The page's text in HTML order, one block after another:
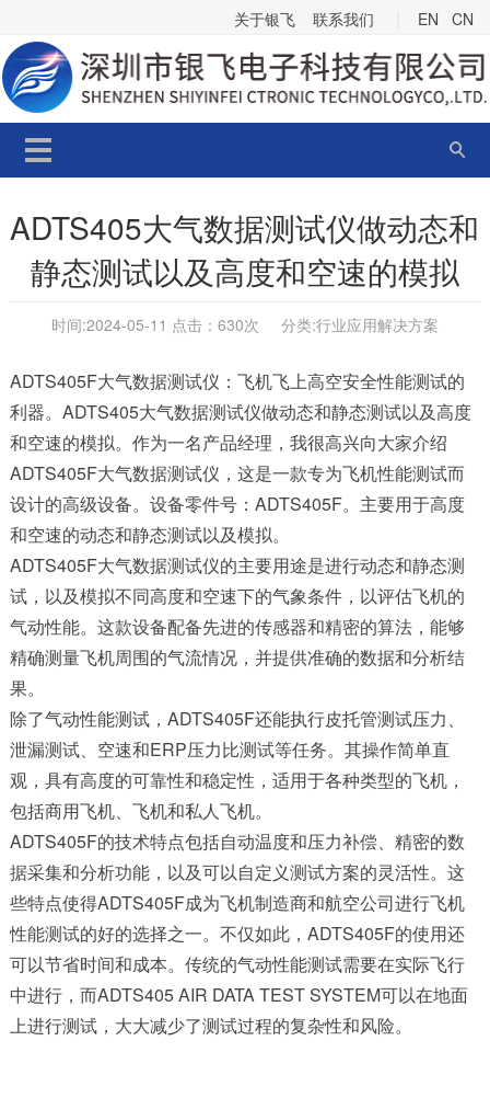
关于银飞 联系我们 EN CN
ADTS405大气数据测试仪做动态和
静态测试以及高度和空速的模拟
时间:2024-05-11 点击： 630次 分类:行业应用解决方案
ADTS405F大气数据测试仪：飞机飞上高空安全性能测试的
利器。 ADTS405大气数据测试仪做动态和静态测试以及高度
和空速的模拟。作为一名产品经理，我很高兴向大家介绍
ADTS405F大气数据测试仪，这是一款专为飞机性能测试而
设计的高级设备。设备零件号：ADTS405F。主要用于高度
和空速的动态和静态测试以及模拟。
ADTS405F大气数据测试仪的主要用途是进行动态和静态测
试，以及模拟不同高度和空速下的气象条件，以评估飞机的
气动性能。这款设备配备先进的传感器和精密的算法，能够
精确测量飞机周围的气流情况，并提供准确的数据和分析结
果。
除了气动性能测试， ADTS405F还能执行皮托管测试压力、
泄漏测试、空速和ERP压力比测试等任务。其操作简单直
观，具有高度的可靠性和稳定性，适用于各种类型的飞机，
包括商用飞机、飞机和私人飞机。
ADTS405F的技术特点包括自动温度和压力补偿、精密的数
据采集和分析功能，以及可以自定义测试方案的灵活性。这
些特点使得ADTS405F成为飞机制造商和航空公司进行飞机
性能测试的好的选择之一。不仅如此，ADTS405F的使用还
可以节省时间和成本。传统的气动性能测试需要在实际飞行
中进行，而ADTS405 AIR DATA TEST SYSTEM可以在地面
上进行测试，大大减少了测试过程的复杂性和风险。